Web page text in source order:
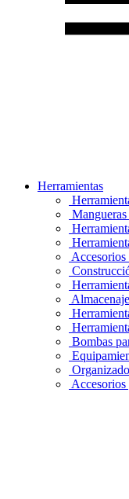
Herramientas
Accesorios
Bombas